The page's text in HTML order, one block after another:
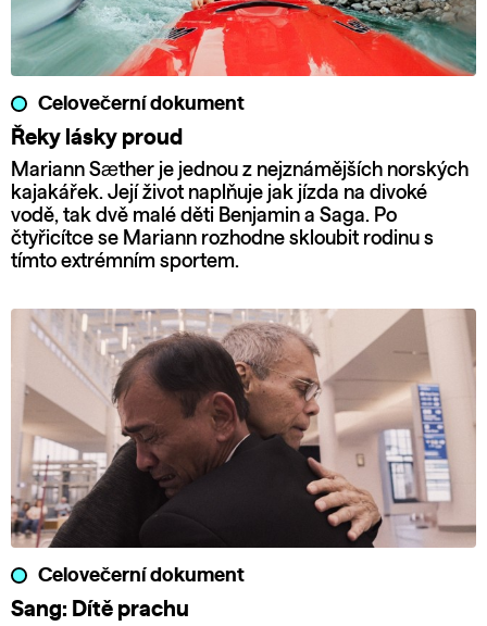
Celovečerní dokument
Řeky lásky proud
Mariann Sæther je jednou z nejznámějších norských
kajakářek. Její život naplňuje jak jízda na divoké
vodě, tak dvě malé děti Benjamin a Saga. Po
čtyřicítce se Mariann rozhodne skloubit rodinu s
tímto extrémním sportem.
Celovečerní dokument
Sang: Dítě prachu